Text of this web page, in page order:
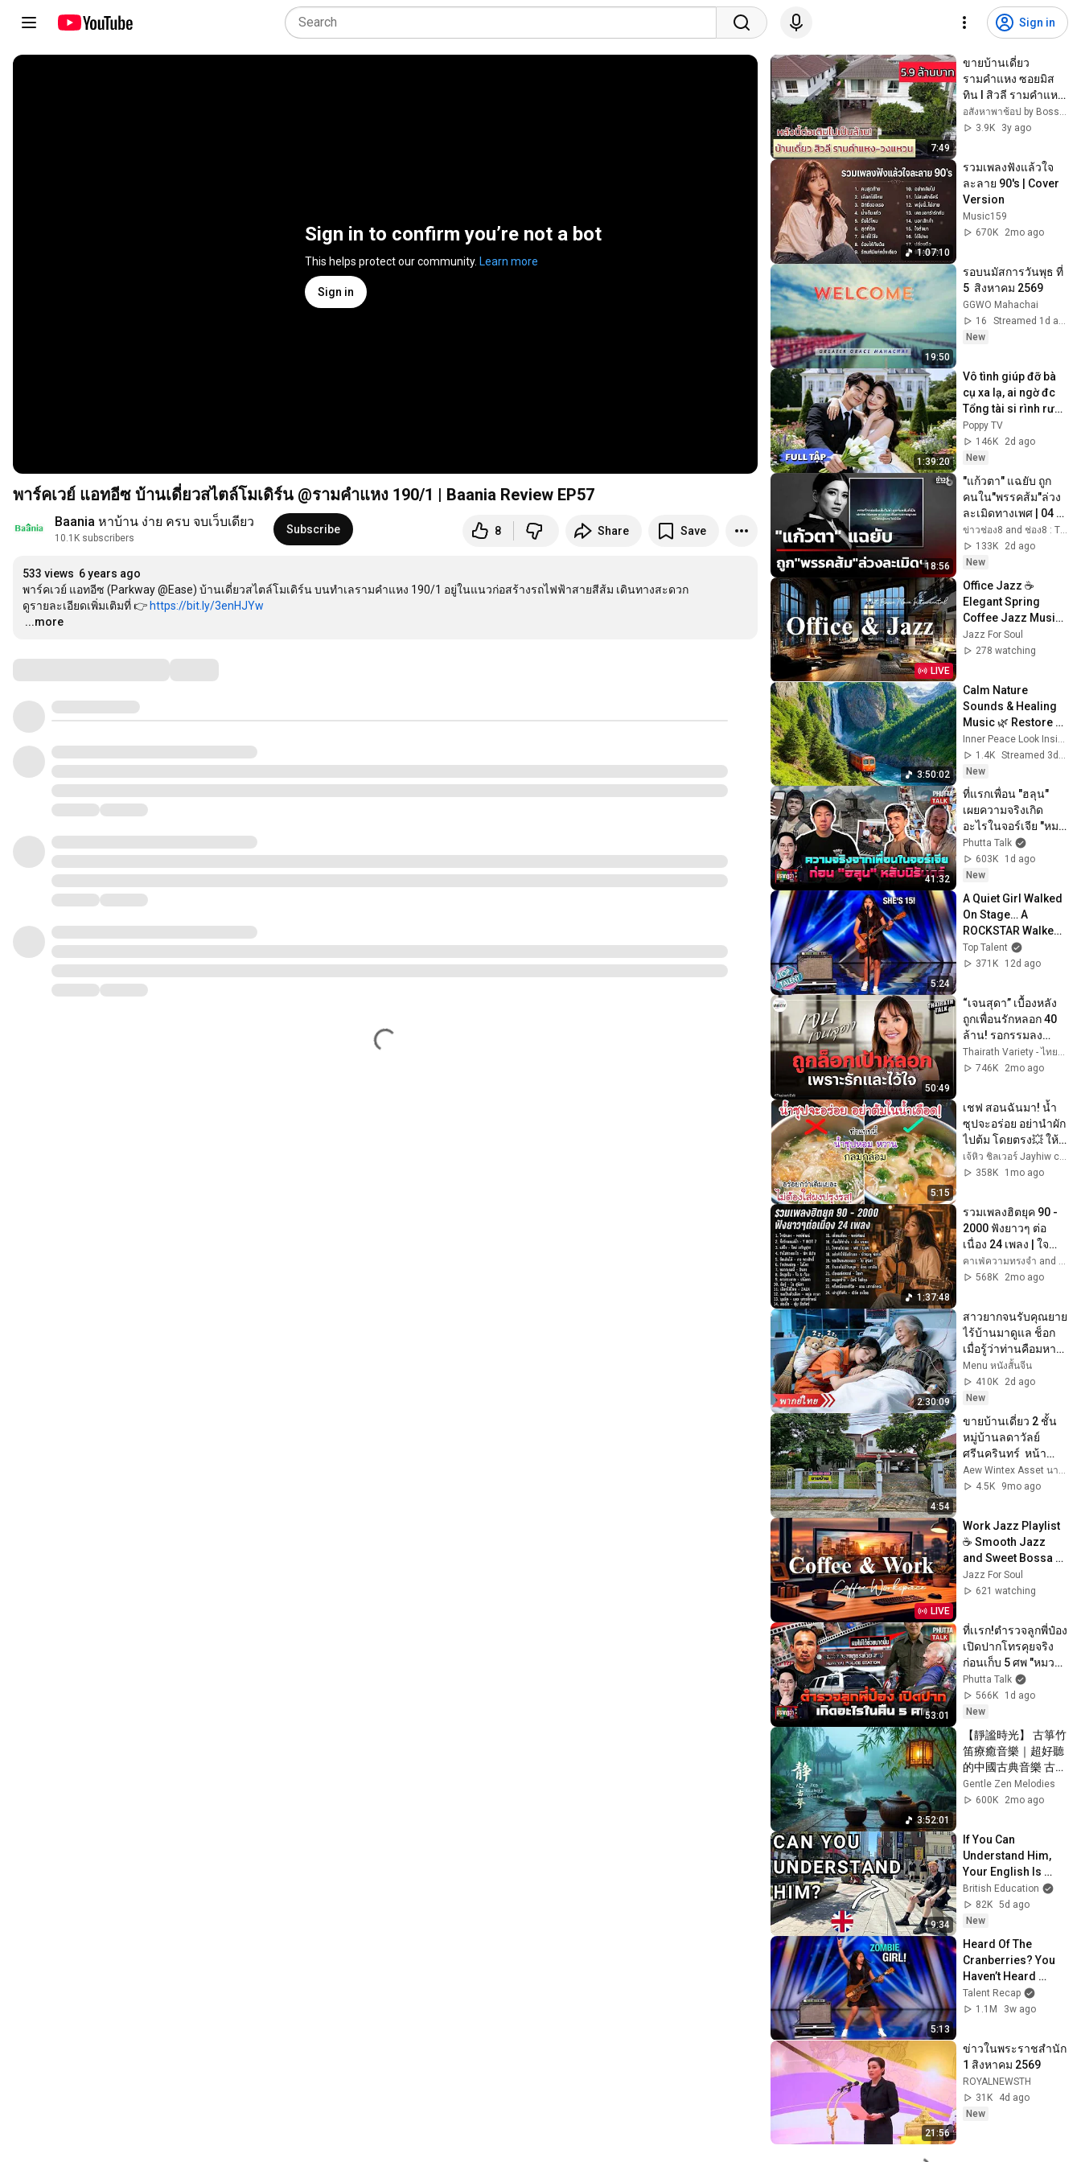
Sign in
Sign in to confirm you’re not a bot
This helps protect our community. Learn more
Sign in
พาร์คเวย์ แอทอีซ บ้านเดี่ยวสไตล์โมเดิร์น @รามคำแหง 190/1 | Baania Review EP57
Baania หาบ้าน ง่าย ครบ จบเว็บเดียว
10.1K subscribers
Subscribe 8 Share Save
533 views 6 years ago
พาร์คเวย์ แอทอีซ (Parkway @Ease) บ้านเดี่ยวสไตล์โมเดิร์น บนทำเลรามคำแหง 190/1 อยู่ในแนวก่อสร้างรถไฟฟ้าสายสีส้ม เดินทางสะดวก
ดูรายละเอียดเพิ่มเติมที่ 👉 https://bit.ly/3enHJYw
…
...more
7:49
ขายบ้านเดี่ยว
รามคำแหง ซอยมิส
ทิน l สิวลี รามคำแหง
วงแหวน l ระเบียง
หน้าบ้านสวยมาก
อสังหาพาช้อป by Boss Winner Estate
3.9K
3y ago
1:07:10
รวมเพลงฟังแล้วใจ
ละลาย 90's | Cover
Version
Music159
670K
2mo ago
19:50
รอบนมัสการวันพุธ ที่
5  สิงหาคม 2569
GGWO Mahachai
16
Streamed 1d ago
New
1:39:20
Vô tình giúp đỡ bà
cụ xa lạ, ai ngờ đc
Tổng tài si rình rước
về cưng chiều, nâng
niu như ngọc quý!💍
💐
Poppy TV
146K
2d ago
New
18:56
"แก้วตา" แฉยับ ถูก
คนใน"พรรคส้ม"ล่วง
ละเมิดทางเพศ | 04
ส.ค. 69 | ข่าวใหญ่
ช่อง8
ข่าวช่อง8 and ช่อง8 : Thai Ch8
133K
2d ago
New
LIVE
Office Jazz ☕
Elegant Spring
Coffee Jazz Music
& Soft Bossa Nova
Instrumental for
Jazz For Soul
278 watching
3:50:02
Calm Nature
Sounds & Healing
Music 🌿 Restore
Balance, Stress
Relief, Deep Sleep &
Inner Peace #4
1.4K
New
41:32
ที่แรกเพื่อน "ฮลุน"
เผยความจริงเกิด
อะไรในจอร์เจีย "หมอ
แทน" ช่วยนาชาตา
ลาสานฝันl ปรากฏว่า
l 5 ส.ค. 69
Phutta Talk
603K
1d ago
New
5:24
A Quiet Girl Walked
On Stage… A
ROCKSTAR Walked
Off!
Top Talent
371K
12d ago
50:49
“เจนสุดา” เบื้องหลัง
ถูกเพื่อนรักหลอก 40
ล้าน! รอกรรมลง
ทัณฑ์คนผิด |
THAIRATH TALK
Thairath Variety - ไทยรัฐวาไรตี้
746K
2mo ago
5:15
เชฟ สอนฉันมา! น้ำ
ซุปจะอร่อย อย่านำผัก
ไปต้ม โดยตรง💥 ให้
ทำแบบนี้ จะหอม
หวาน กลมกล่อมกว่า
เจ้หิว ชิลเวอร์ Jayhiw chillver
358K
1mo ago
1:37:48
รวมเพลงฮิตยุค 90 -
2000 ฟังยาวๆ ต่อ
เนื่อง 24 เพลง | ใจ
นักเลง / แพ้ใจ / เล่าสู่
กันฟัง
คาเฟ่ความทรงจำ and 8 more
568K
2mo ago
2:30:09
สาวยากจนรับคุณยาย
ไร้บ้านมาดูแล ช็อก
เมื่อรู้ว่าท่านคือมหา
เศรษฐินี ก่อนจับเธอ
แต่งกับ CEO!
Menu หนังสั้นจีน
410K
2d ago
New
4:54
ขายบ้านเดี่ยว 2 ชั้น
หมู่บ้านลดาวัลย์
ศรีนครินทร์  หน้า
กว้าง 24 เมตร 152
ตรว. ราคาเพียง 14.9
Aew Wintex Asset นายหน้าอสังหาฯ มืออาชีพ
4.5K
9mo ago
LIVE
Work Jazz Playlist
☕ Smooth Jazz
and Sweet Bossa
Nova Music for
Work, Study & Relax
Jazz For Soul
621 watching
53:01
ที่เเรก!ตำรวจลูกพี่ป๋อง
เปิดปากโทรคุยจริง
ก่อนเก็บ 5 ศพ "หมวด
ศร" แฉขาใหญ่โรงพัก
l ปรากฏว่า l 5 ส.ค.69
Phutta Talk
566K
1d ago
New
3:52:01
【靜謐時光】 古箏竹
笛療癒音樂｜超好聽
的中國古典音樂 古
箏、琵琶、竹笛、二
胡｜療癒音樂 深度睡
Music
Gentle Zen Melodies
600K
2mo ago
9:34
If You Can
Understand Him,
Your English Is
Perfect
British Education
82K 5d ago
New
5:13
Heard Of The
Cranberries? You
Haven’t Heard
“Zombie” Like THIS!
Talent Recap
1.1M
3w ago
21:56
ข่าวในพระราชสำนัก
1 สิงหาคม 2569
ROYALNEWSTH
31K
4d ago
New